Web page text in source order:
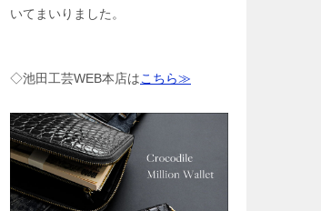
いてまいりました。
◇池田工芸WEB本店はこちら≫